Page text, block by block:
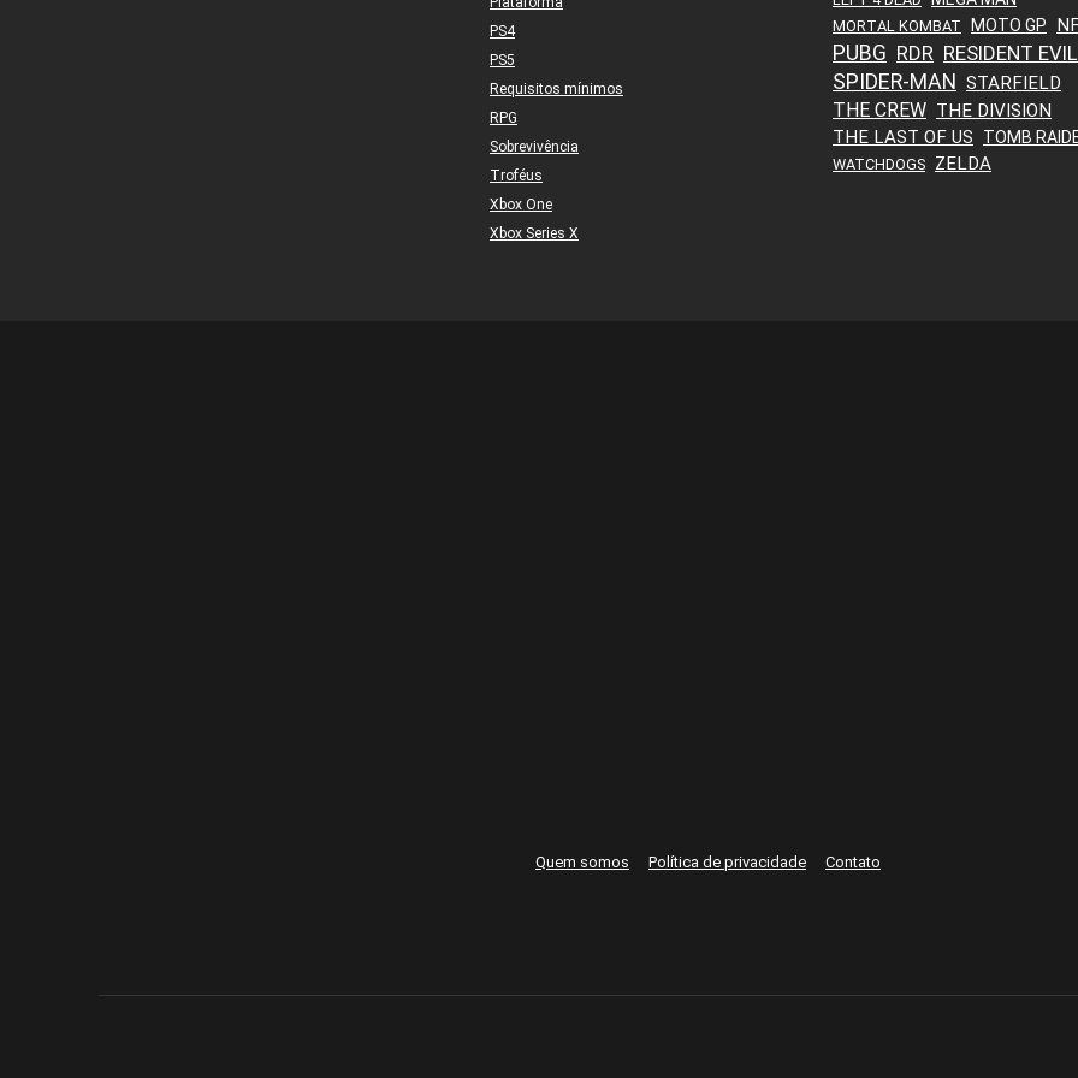
PS4
PS5
Requisitos mínimos
RPG
Sobrevivência
Troféus
Xbox One
Xbox Series X
MORTAL KOMBAT MOTO GP
PUBG RDR RESIDENT EVIL
SPIDER-MAN STARFIELD
THE CREW THE DIVISION
THE LAST OF US
TOMB
WATCHDOGS ZELDA
Quem somos Política de privacidade Contato